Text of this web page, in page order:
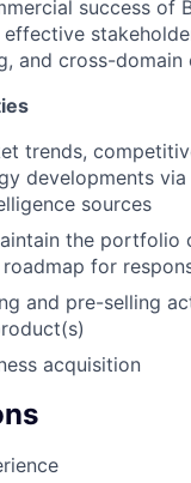
success of
and cross-
trends,
developments via
sources
the portfolio
for
and pre-selling
acquisition